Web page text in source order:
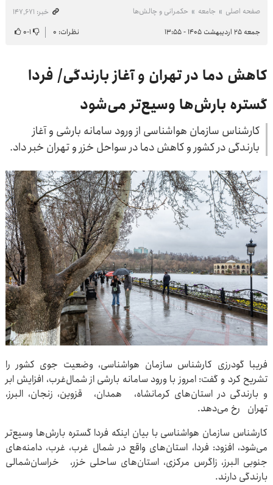
صفحه اصلی جامعه حکمرانی و چالش‌ها
خبر: ۱۴۷٬۶۷۱
جمعه ۲۵ اردیبهشت ۱۴۰۵ - ۱۳:۵۵
نظرات: ۰ ۱-۰
کاهش دما در تهران و آغاز بارندگی/ فردا
گستره بارش‌ها وسیع‌تر می‌شود
کارشناس سازمان هواشناسی از ورود سامانه بارشی و آغاز
بارندگی در کشور و کاهش دما در سواحل خزر و تهران خبر داد.
فریبا گودرزی کارشناس سازمان هواشناسی، وضعیت جوی کشور را
تشریح کرد و گفت: امروز با ورود سامانه بارشی از شمال‌غرب، افزایش ابر
و بارندگی در استان‌های کرمانشاه، همدان، قزوین، زنجان، البرز،
تهران رخ می‌دهد.
کارشناس سازمان هواشناسی با بیان اینکه فردا گستره بارش‌ها وسیع‌تر
می‌شود، افزود: فردا، استان‌های واقع در شمال غرب، غرب، دامنه‌های
جنوبی البرز، زاگرس مرکزی، استان‌های ساحلی خزر، خراسان‌شمالی
بارندگی دارند.